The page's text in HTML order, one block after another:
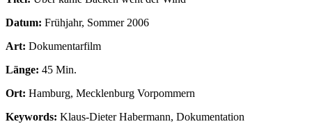
Datum: Frühjahr, Sommer 2006
Art: Dokumentarfilm
Länge: 45 Min.
Ort: Hamburg, Mecklenburg Vorpommern
Keywords: Klaus-Dieter Habermann, Dokumentation